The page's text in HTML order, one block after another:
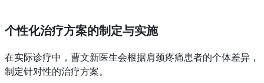
个性化治疗方案的制定与实施
在实际诊疗中，曹文新医生会根据肩颈疼痛患者的个体差异，
制定针对性的治疗方案。